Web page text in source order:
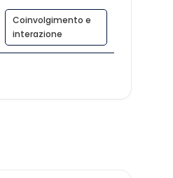
Coinvolgimento e
interazione